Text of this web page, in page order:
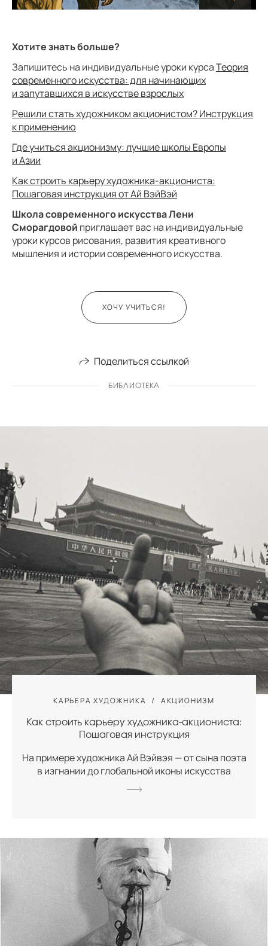
Хотите знать больше?
Запишитесь на индивидуальные уроки курсаТеория
современного искусства: для начинающих
и запутавшихся в искусстве взрослых
Решили стать художником акционистом? Инструкция
к применению
Где учиться акционизму: лучшие школы Европы
и Азии
Как строить карьеру художника-акциониста:
Пошаговая инструкция от Ай ВэйВэй
Школа современного искусства Лени
Сморагдовой приглашает вас на индивидуальные
уроки курсов рисования, развития креативного
мышления и истории современного искусства.
ХОЧУ УЧИТЬСЯ!
Поделиться ссылкой
БИБЛИОТЕКА
КАРЬЕРА ХУДОЖНИКА АКЦИОНИЗМ
Как строить карьеру художника-акциониста:
Пошаговая инструкция
На примере художника Ай Вэйвэя — от сына поэта
в изгнании до глобальной иконы искусства